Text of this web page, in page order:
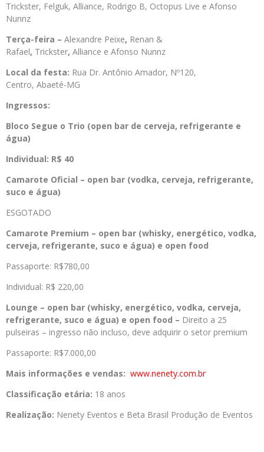
Trickster, Felguk, Alliance, Rodrigo B, Octopus Live e Afonso
Nunnz
Terça-feira – Alexandre Peixe, Renan &
Rafael, Trickster, Alliance e Afonso Nunnz
Local da festa: Rua Dr. Antônio Amador, Nº120,
Centro, Abaeté-MG
Ingressos:
Bloco Segue o Trio (open bar de cerveja, refrigerante e
água)
Individual: R$ 40
Camarote Oficial – open bar (vodka, cerveja, refrigerante,
suco e água)
ESGOTADO
Camarote Premium – open bar (whisky, energético, vodka,
cerveja, refrigerante, suco e água) e open food
Passaporte: R$780,00
Individual: R$ 220,00
Lounge – open bar (whisky, energético, vodka, cerveja,
refrigerante, suco e água) e open food – Direito a 25
pulseiras – ingresso não incluso, deve adquirir o setor premium
Passaporte: R$7.000,00
Mais informações e vendas: www.nenety.com.br
Classificação etária: 18 anos
Realização: Nenety Eventos e Beta Brasil Produção de Eventos